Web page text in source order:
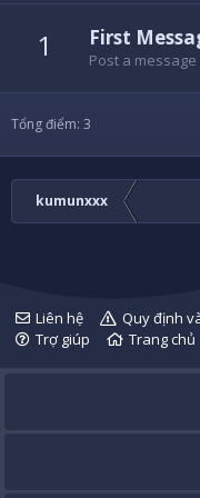
1 First
Post a
Tổng điểm: 3
kumunxxx
Liên hệ Quy định
Trợ giúp
Trang chủ